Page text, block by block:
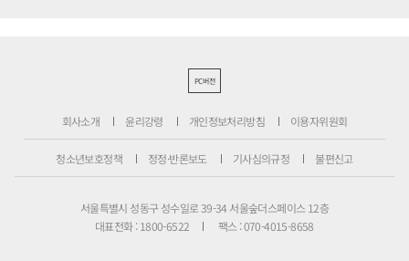
PC버전
회사소개 윤리강령 개인정보처리방침 이용자위원회
청소년보호정책 정정·반론보도 기사심의규정 불편신고
서울특별시 성동구 성수일로 39-34 서울숲더스페이스 12층
대표전화 : 1800-6522
팩스 : 070-4015-8658